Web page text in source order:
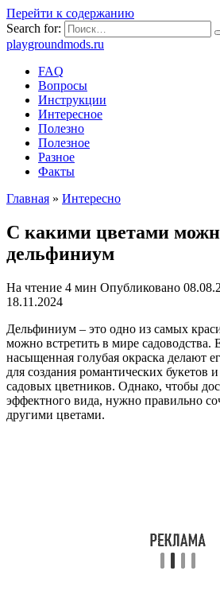
Перейти к содержанию
Search for:
playgroundmods.ru
FAQ
Вопросы
Инструкции
Интересное
Полезно
Полезное
Разное
Факты
Главная » Интересно
С какими цветами
дельфиниум
На чтение 4 мин Опубликовано
18.11.2024
Дельфиниум – это одно из самых
можно встретить в мире садоводства.
насыщенная голубая окраска делают
для создания романтических букетов
садовых цветников. Однако, чтобы
эффектного вида, нужно правильно
другими цветами.